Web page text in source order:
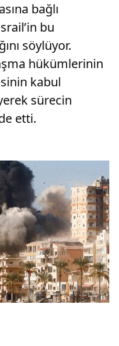
bağlı
bu
söylüyor.
hükümlerinin
kabul
sürecin
etti.